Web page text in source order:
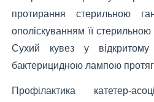
протирання стерильною
ополіскуванням її
Сухий кувез у відкритому
бактерицидною лампою
Профілактика катетер-